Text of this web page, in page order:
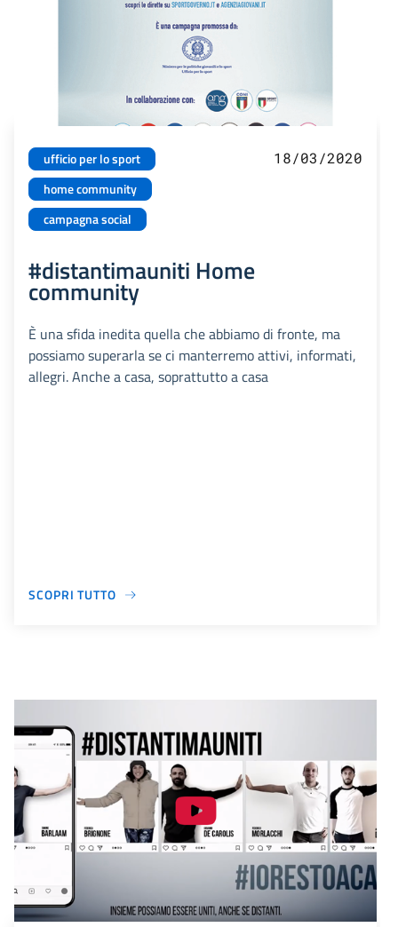
ufficio per lo sport
home community
campagna social
18/03/2020
#distantimauniti Home
community
È una sfida inedita quella che abbiamo di fronte, ma
possiamo superarla se ci manterremo attivi, informati,
allegri. Anche a casa, soprattutto a casa
SCOPRI TUTTO